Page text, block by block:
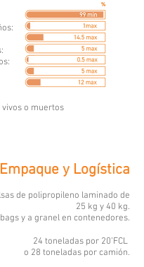
:
o muertos
Empaque y Logística
de polipropileno laminado de
25 kg y 40 kg.
bags y a granel en contenedores.
24 toneladas por 20’FCL
o 28 toneladas por camión.​